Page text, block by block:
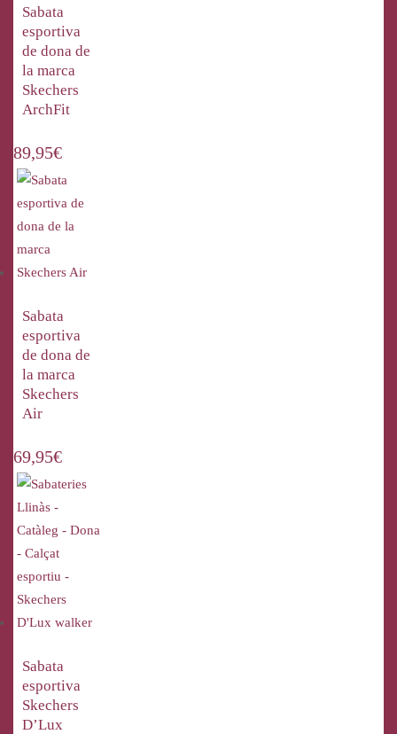
Sabata
esportiva
de dona de
la marca
Skechers
ArchFit
89,95€
Sabata
esportiva
de dona de
la marca
Skechers
Air
69,95€
Sabata
esportiva
Skechers
D’Lux